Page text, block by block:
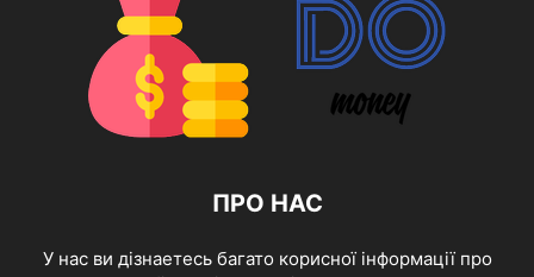
ПРО НАС
У нас ви дізнаетесь багато корисної інформації про